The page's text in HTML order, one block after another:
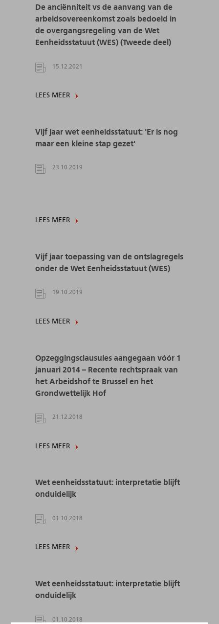
De anciënniteit vs de aanvang van de
arbeidsovereenkomst zoals bedoeld in
de overgangsregeling van de Wet
Eenheidsstatuut (WES) (Tweede deel)
15.12.2021
LEES MEER
Vijf jaar wet eenheidsstatuut: 'Er is nog
maar een kleine stap gezet'
23.10.2019
LEES MEER
Vijf jaar toepassing van de ontslagregels
onder de Wet Eenheidsstatuut (WES)
19.10.2019
LEES MEER
Opzeggingsclausules aangegaan vóór 1
januari 2014 – Recente rechtspraak van
het Arbeidshof te Brussel en het
Grondwettelijk Hof
21.12.2018
LEES MEER
Wet eenheidsstatuut: interpretatie blijft
onduidelijk
01.10.2018
LEES MEER
Wet eenheidsstatuut: interpretatie blijft
onduidelijk
01.10.2018